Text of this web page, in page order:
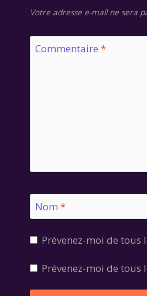
Votre adresse e-mail ne sera
Commentaire *
Nom *
Prévenez-moi de
Prévenez-moi de